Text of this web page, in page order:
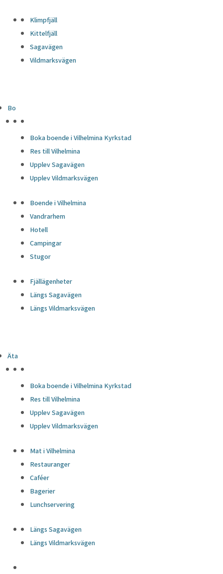
Klimpfjäll
Kittelfjäll
Sagavägen
Vildmarksvägen
Bo
Boka boende i Vilhelmina Kyrkstad
Res till Vilhelmina
Upplev Sagavägen
Upplev Vildmarksvägen
Boende i Vilhelmina
Vandrarhem
Hotell
Campingar
Stugor
Fjällägenheter
Längs Sagavägen
Längs Vildmarksvägen
Äta
Boka boende i Vilhelmina Kyrkstad
Res till Vilhelmina
Upplev Sagavägen
Upplev Vildmarksvägen
Mat i Vilhelmina
Restauranger
Caféer
Bagerier
Lunchservering
Längs Sagavägen
Längs Vildmarksvägen